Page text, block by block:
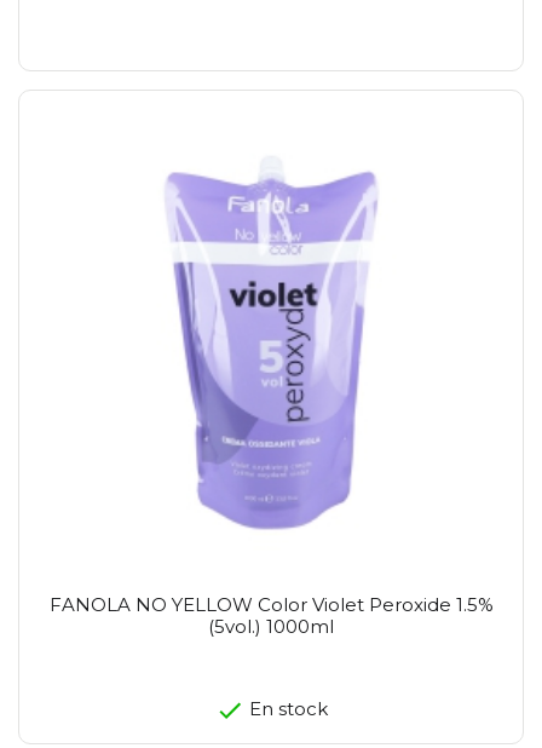
FANOLA NO YELLOW Color Violet Peroxide 1.5%
(5vol.) 1000ml
En stock